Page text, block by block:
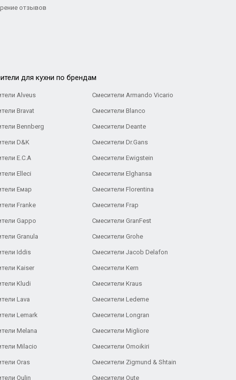
отзывов
для кухни по брендам
Alveus Смесители Armando Vicario
Bravat Смесители Blanco
Bennberg Смесители Deante
D&K Смесители Dr.Gans
E.C.A Cмесители Ewigstein
Elleci Смесители Elghansa
Емар Смесители Florentina
Franke Смесители Frap
Gappo Смесители GranFest
Granula Смесители Grohe
Iddis Смесители Jacob Delafon
Kaiser Смесители Kern
Kludi Смесители Kraus
Lava Смесители Ledeme
Lemark Смесители Longran
Melana Смесители Migliore
Milacio Смесители Omoikiri
Oras Смесители Zigmund & Shtain
Oulin Смесители Oute